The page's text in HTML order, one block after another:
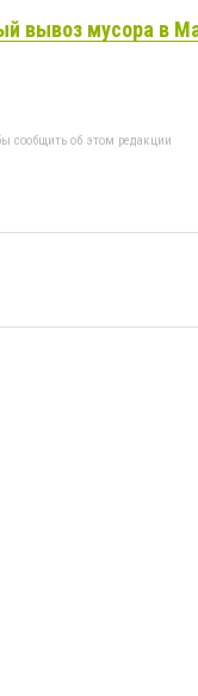
вывоз мусора в
сообщить об этом редакции